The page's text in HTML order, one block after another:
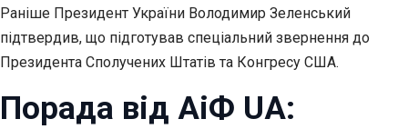
Раніше Президент України Володимир Зеленський
підтвердив, що підготував спеціальний звернення до
Президента Сполучених Штатів та Конгресу США.
Порада від АіФ UA: